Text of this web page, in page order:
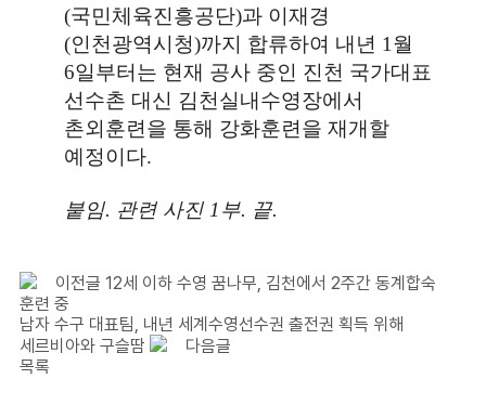
(국민체육진흥공단)과 이재경
(인천광역시청)까지 합류하여 내년 1 월
6일부터는 현재 공사 중인 진천 국가대표
선수촌 대신 김천실내수영장에서
촌외훈련을 통해 강화훈련을 재개할
예정이다.
붙임. 관련 사진 1 부. 끝.
이전글 12세 이하 수영 꿈나무, 김천에서 2주간 동계합숙
훈련 중
남자 수구 대표팀, 내년 세계수영선수권 출전권 획득 위해
세르비아와 구슬땀
다음글
목록